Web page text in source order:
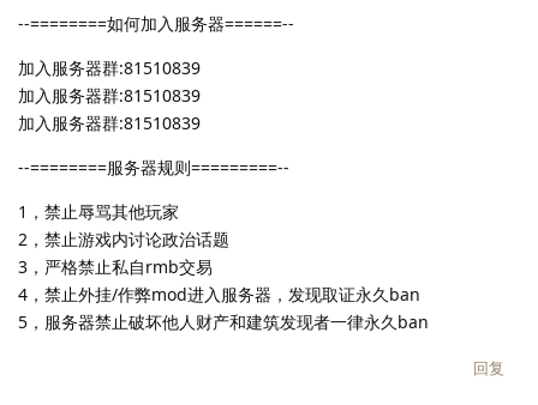
--========如何加入服务器======--
加入服务器群:81510839
加入服务器群:81510839
加入服务器群:81510839
--========服务器规则=========--
1，禁止辱骂其他玩家
2，禁止游戏内讨论政治话题
3，严格禁止私自rmb交易
4，禁止外挂/作弊mod进入服务器，发现取证永久ban
5，服务器禁止破坏他人财产和建筑发现者一律永久ban
回复